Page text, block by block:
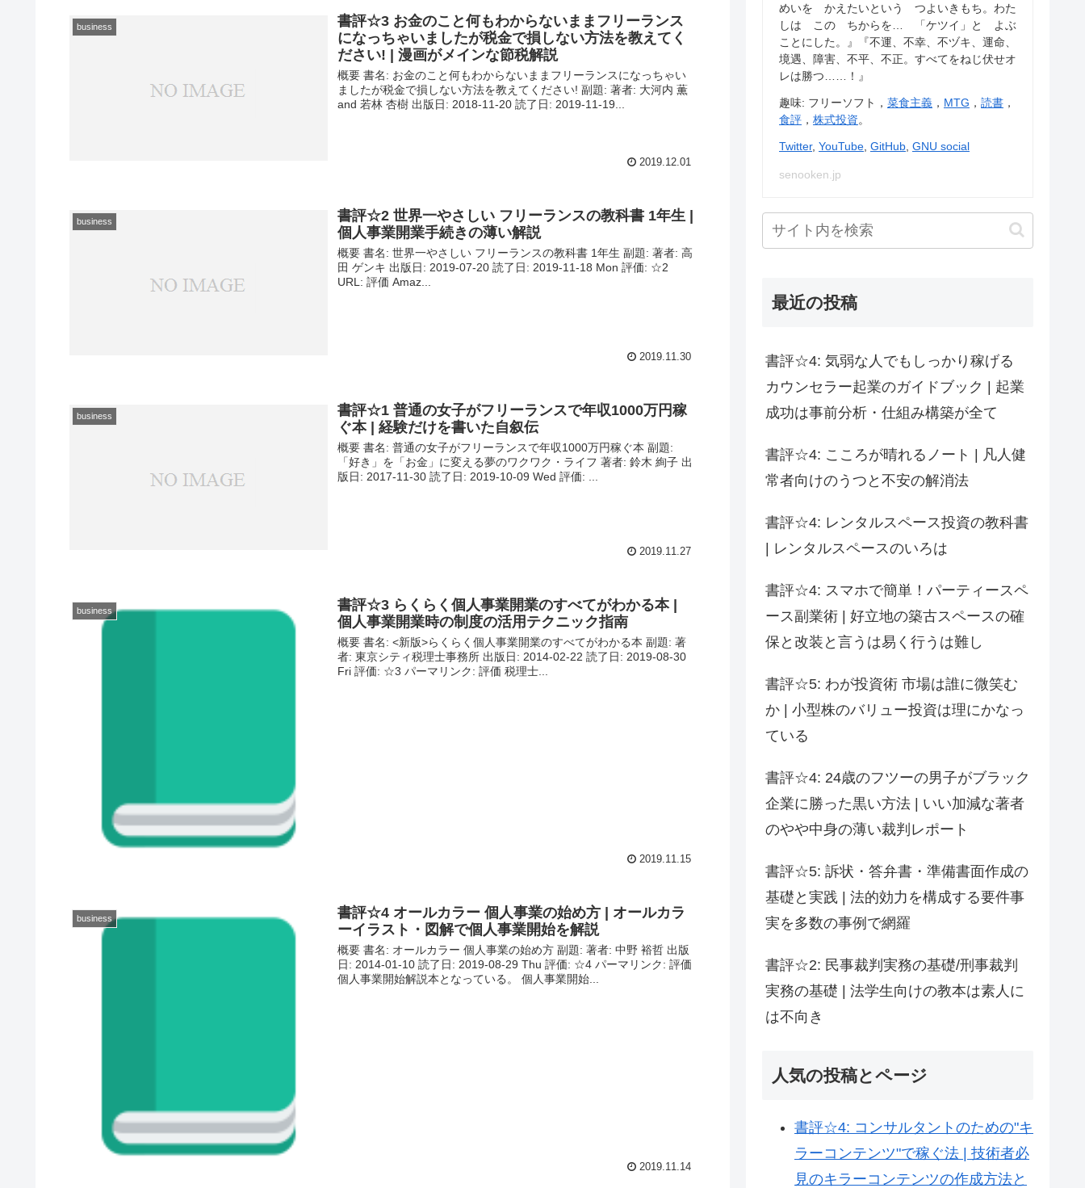
business
書評☆3 お金のこと何もわからないままフリーランス
になっちゃいましたが税金で損しない方法を教えてく
ださい! | 漫画がメインな節税解説
概要 書名: お金のこと何もわからないままフリーランスになっちゃい
ましたが税金で損しない方法を教えてください! 副題: 著者: 大河内 薫
and 若林 杏樹 出版日: 2018-11-20 読了日: 2019-11-19...
2019.12.01
business
書評☆2 世界一やさしい フリーランスの教科書 1年生 |
個人事業開業手続きの薄い解説
概要 書名: 世界一やさしい フリーランスの教科書 1年生 副題: 著者: 高
田 ゲンキ 出版日: 2019-07-20 読了日: 2019-11-18 Mon 評価: ☆2
URL: 評価 Amaz...
2019.11.30
business
書評☆1 普通の女子がフリーランスで年収1000万円稼
ぐ本 | 経験だけを書いた自叙伝
概要 書名: 普通の女子がフリーランスで年収1000万円稼ぐ本 副題:
「好き」を「お金」に変える夢のワクワク・ライフ 著者: 鈴木 絢子 出
版日: 2017-11-30 読了日: 2019-10-09 Wed 評価: ...
2019.11.27
business
書評☆3 らくらく個人事業開業のすべてがわかる本 |
個人事業開業時の制度の活用テクニック指南
概要 書名: <新版>らくらく個人事業開業のすべてがわかる本 副題: 著
者: 東京シティ税理士事務所 出版日: 2014-02-22 読了日: 2019-08-30
Fri 評価: ☆3 パーマリンク: 評価 税理士...
2019.11.15
business
書評☆4 オールカラー 個人事業の始め方 | オールカラ
ーイラスト・図解で個人事業開始を解説
概要 書名: オールカラー 個人事業の始め方 副題: 著者: 中野 裕哲 出版
日: 2014-01-10 読了日: 2019-08-29 Thu 評価: ☆4 パーマリンク: 評価
個人事業開始解説本となっている。 個人事業開始...
2019.11.14
めいを かえたいという つよいきもち。わた
しは この ちからを… 「ケツイ」と よぶ
ことにした。』『不運、不幸、不ヅキ、運命、
境遇、障害、不平、不正。すべてをねじ伏せオ
レは勝つ……！』
趣味: フリーソフト， 菜食主義 ， MTG ， 読書 ，
食評 ， 株式投資。
Twitter, YouTube GitHub GNU social
senooken.jp
最近の投稿
書評☆4: 気弱な人でもしっかり稼げる
カウンセラー起業のガイドブック | 起業
成功は事前分析・仕組み構築が全て
書評☆4: こころが晴れるノート | 凡人健
常者向けのうつと不安の解消法
書評☆4: レンタルスペース投資の教科書
| レンタルスペースのいろは
書評☆4: スマホで簡単！パーティースペ
ース副業術 | 好立地の築古スペースの確
保と改装と言うは易く行うは難し
書評☆5: わが投資術 市場は誰に微笑む
か | 小型株のバリュー投資は理にかなっ
ている
書評☆4: 24歳のフツーの男子がブラック
企業に勝った黒い方法 | いい加減な著者
のやや中身の薄い裁判レポート
書評☆5: 訴状・答弁書・準備書面作成の
基礎と実践 | 法的効力を構成する要件事
実を多数の事例で網羅
書評☆2: 民事裁判実務の基礎/刑事裁判
実務の基礎 | 法学生向けの教本は素人に
は不向き
人気の投稿とページ
書評☆4: コンサルタントのための"キ
ラーコンテンツ"で稼ぐ法 | 技術者必
見のキラーコンテンツの作成方法と